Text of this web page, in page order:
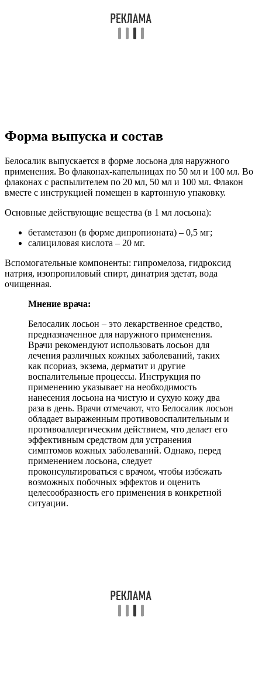
Форма выпуска и состав
Белосалик выпускается в форме лосьона для наружного
применения. Во флаконах-капельницах по 50 мл и 100 мл. Во
флаконах с распылителем по 20 мл, 50 мл и 100 мл. Флакон
вместе с инструкцией помещен в картонную упаковку.
Основные действующие вещества (в 1 мл лосьона):
бетаметазон (в форме дипропионата) – 0,5 мг;
салициловая кислота – 20 мг.
Вспомогательные компоненты: гипромелоза, гидроксид
натрия, изопропиловый спирт, динатрия эдетат, вода
очищенная.
Мнение врача:
Белосалик лосьон – это лекарственное средство,
предназначенное для наружного применения.
Врачи рекомендуют использовать лосьон для
лечения различных кожных заболеваний, таких
как псориаз, экзема, дерматит и другие
воспалительные процессы. Инструкция по
применению указывает на необходимость
нанесения лосьона на чистую и сухую кожу два
раза в день. Врачи отмечают, что Белосалик лосьон
обладает выраженным противовоспалительным и
противоаллергическим действием, что делает его
эффективным средством для устранения
симптомов кожных заболеваний. Однако, перед
применением лосьона, следует
проконсультироваться с врачом, чтобы избежать
возможных побочных эффектов и оценить
целесообразность его применения в конкретной
ситуации.